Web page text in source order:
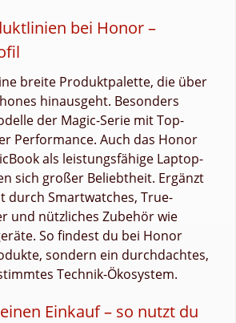
bei Honor –
breite Produktpalette, die über
hinausgeht. Besonders
der Magic-Serie mit Top-
Performance. Auch das Honor
als leistungsfähige Laptop-
sich großer Beliebtheit. Ergänzt
durch Smartwatches, True-
und nützliches Zubehör wie
So findest du bei Honor
sondern ein durchdachtes,
Technik-Ökosystem.
Einkauf – so nutzt du